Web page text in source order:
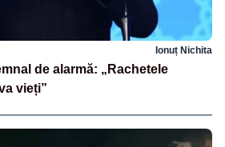
Ionuț Nichita
de alarmă: „Rachetele
vieți”